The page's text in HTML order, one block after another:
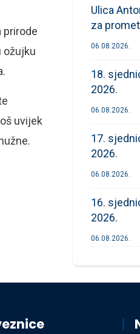
prirode
ožujku
uvijek
Ulica
za promet
06.08.2026.
18.
2026.
06.08.2026.
17.
2026.
06.08.2026.
16.
2026.
06.08.2026.